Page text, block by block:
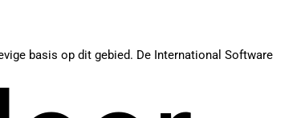
basis op dit gebied. De International Software